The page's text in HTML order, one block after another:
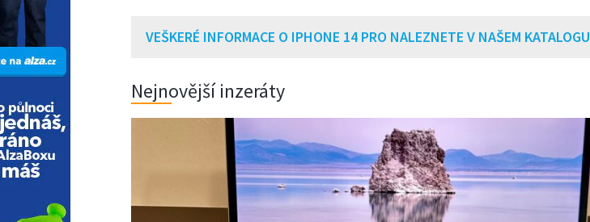
VEŠKERÉ INFORMACE O IPHONE 14 PRO NALEZNETE V NAŠEM KATALOGU
Nejnovější inzeráty